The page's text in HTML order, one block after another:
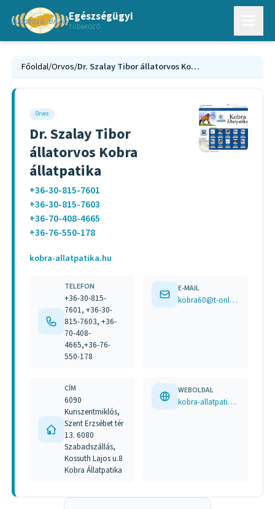
Egészségügyi
TUDAKOZÓ
Főoldal/Orvos/ Dr. Szalay Tibor állatorvos Kobra állatpatika
Orvos
Dr. Szalay Tibor
állatorvos Kobra
állatpatika
+36-30-815-7601
+36-30-815-7603
+36-70-408-4665
+36-76-550-178
kobra-allatpatika.hu
TELEFON
+36-30-815-
7601, +36-30-
815-7603, +36-
70-408-
4665,+36-76-
550-178
E-MAIL
kobra60@t-online.hu
CÍM
6090
Kunszentmiklós,
Szent Erzsébet tér
13. 6080
Szabadszállás,
Kossuth Lajos u.8
Kobra Állatpatika
WEBOLDAL
kobra-allatpatika.hu